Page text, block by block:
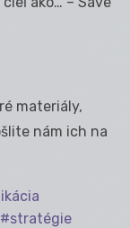
materiály,
nám ich na
stratégie